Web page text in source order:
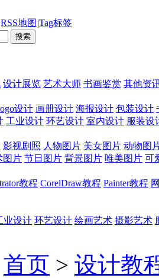
RSS地图 |Tag标签
设计展览 艺术大师 书画鉴赏 其他资
设计 画册设计 海报设计 包装设计
工业设计 环艺设计 室内设计 服装设
影视剧照 人物图片 美女图片 动物图
图片 节日图片 背景图片 唯美图片 可
教程 CorelDraw教程 Painter教程
业设计 环艺设计 绘画艺术 摄影艺术
首页 > 设计教